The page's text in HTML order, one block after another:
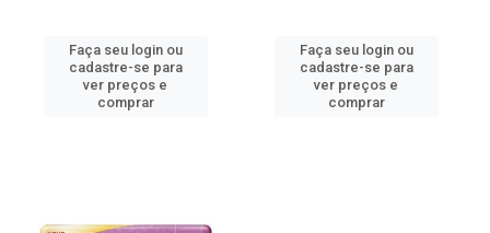
Faça seu login ou
cadastre-se para
ver preços e
comprar
Faça seu login ou
cadastre-se para
ver preços e
comprar